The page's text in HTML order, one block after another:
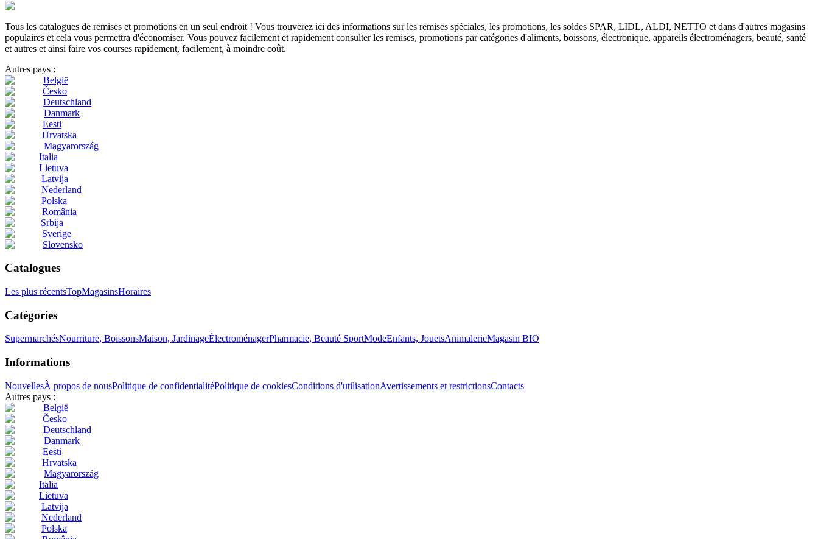
Tous les catalogues de remises et promotions en un seul endroit ! Vous trouverez ici des informations sur les remises spéciales, les promotions, les soldes SPAR, LIDL, ALDI, NETTO et dans d'autres magasins
populaires et cela vous permettra d'économiser. Vous pouvez facilement et rapidement consulter les remises, promotions par catégories d'aliments, boissons, électronique, appareils électroménagers, beauté, santé
et autres et ainsi faire vos courses rapidement, facilement, à moindre coût.
Autres pays :
België
Česko
Deutschland
Danmark
Eesti
Hrvatska
Magyarország
Italia
Lietuva
Latvija
Nederland
Polska
România
Srbija
Sverige
Slovensko
Catalogues
Les plus récentsTopMagasinsHoraires
Catégories
SupermarchésNourriture, BoissonsMaison, JardinageÉlectroménagerPharmacie, Beauté SportModeEnfants, JouetsAnimalerieMagasin BIO
Informations
NouvellesÀ propos de nousPolitique de confidentialitéPolitique de cookiesConditions d'utilisationAvertissements et restrictionsContacts
Autres pays :
België
Česko
Deutschland
Danmark
Eesti
Hrvatska
Magyarország
Italia
Lietuva
Latvija
Nederland
Polska